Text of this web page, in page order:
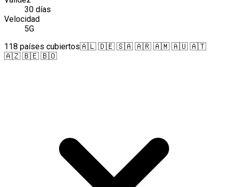
30 días
Velocidad
5G
118 países cubiertos🇦🇱 🇩🇪 🇸🇦 🇦🇷 🇦🇲 🇦🇺 🇦🇹
🇦🇿 🇧🇪 🇧🇴